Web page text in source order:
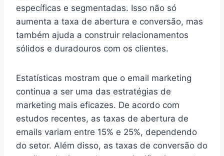
específicas e segmentadas. Isso não só
aumenta a taxa de abertura e conversão, mas
também ajuda a construir relacionamentos
sólidos e duradouros com os clientes.
Estatísticas mostram que o email marketing
continua a ser uma das estratégias de
marketing mais eficazes. De acordo com
estudos recentes, as taxas de abertura de
emails variam entre 15% e 25%, dependendo
do setor. Além disso, as taxas de conversão do